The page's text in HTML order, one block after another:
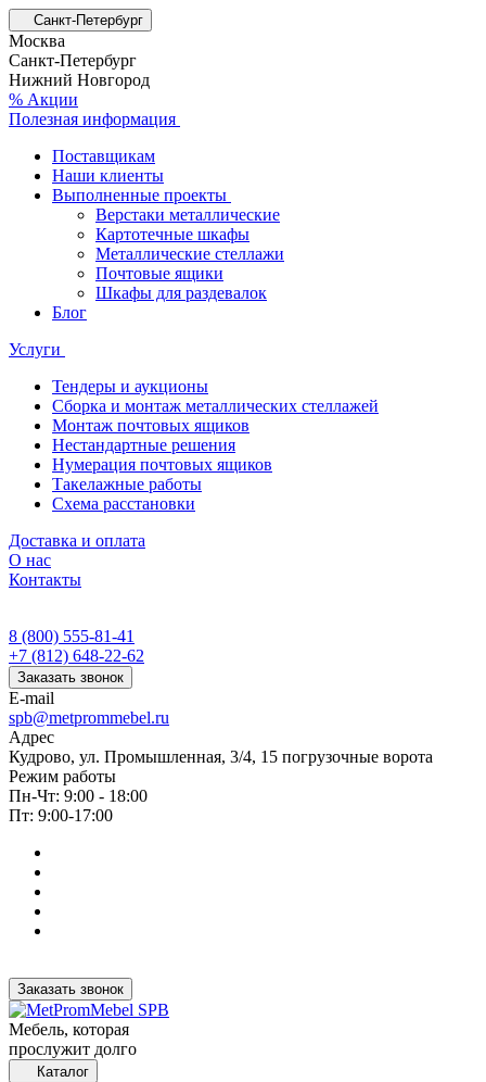
Санкт-Петербург
Москва
Санкт-Петербург
Нижний Новгород
% Акции
Полезная информация
Поставщикам
Наши клиенты
Выполненные проекты
Верстаки металлические
Картотечные шкафы
Металлические стеллажи
Почтовые ящики
Шкафы для раздевалок
Блог
Услуги
Тендеры и аукционы
Сборка и монтаж металлических стеллажей
Монтаж почтовых ящиков
Нестандартные решения
Нумерация почтовых ящиков
Такелажные работы
Схема расстановки
Доставка и оплата
О нас
Контакты
8 (800) 555-81-41
+7 (812) 648-22-62
Заказать звонок
E-mail
spb@metprommebel.ru
Адрес
Кудрово, ул. Промышленная, 3/4, 15 погрузочные ворота
Режим работы
Пн-Чт: 9:00 - 18:00
Пт: 9:00-17:00
Заказать звонок
Мебель, которая
прослужит долго
Каталог